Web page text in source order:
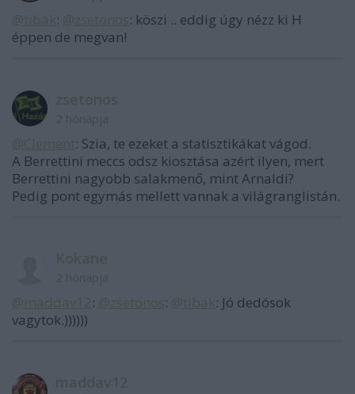
:
: köszi .. eddig úgy nézz ki H
éppen de megvan!
: Szia, te ezeket a statisztikákat vágod.
A Berrettini meccs odsz kiosztása azért ilyen, mert
Berrettini nagyobb salakmenő, mint Arnaldi?
Pedig pont egymás mellett vannak a világranglistán.
: :
: Jó dedósok
vagytok.))))))